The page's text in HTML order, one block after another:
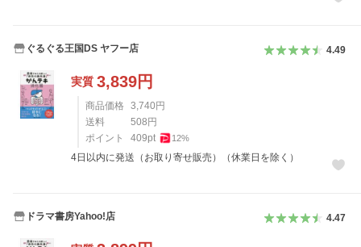
ぐるぐる王国DS ヤフー店 4.49
実質 3,839円
商品価格 3,740 円
送料
508 円
ポイント
409pt 12%
4日以内に発送（お取り寄せ販売）（休業日を除く）
ドラマ書房Yahoo!店 4.47